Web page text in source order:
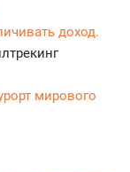
доход.
мирового